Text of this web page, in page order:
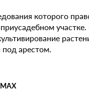
которого
арестом.